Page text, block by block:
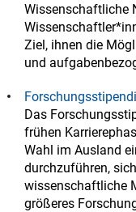
Wissenschaftliche
Ziel, ihnen die
und
Das
frühen
Wahl im Ausland
durchzuführen,
wissenschaftliche
größeres